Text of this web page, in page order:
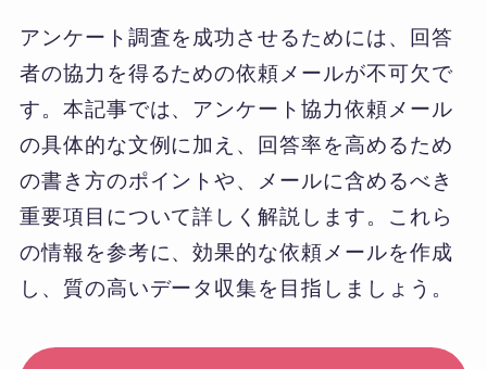
アンケート調査を成功させるためには、回答
者の協力を得るための依頼メールが不可欠で
す。本記事では、アンケート協力依頼メール
の具体的な文例に加え、回答率を高めるため
の書き方のポイントや、メールに含めるべき
重要項目について詳しく解説します。これら
の情報を参考に、効果的な依頼メールを作成
し、質の高いデータ収集を目指しましょう。